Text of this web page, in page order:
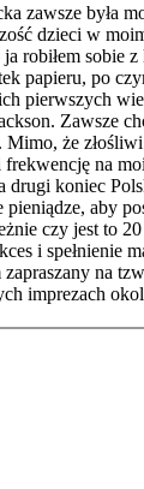
zawsze była
dzieci w
robiłem sobie
papieru, po
pierwszych
Zawsze
że
na
drugi koniec
aby
czy jest to
i spełnienie
na
imprezach